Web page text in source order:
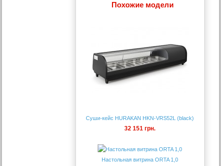
Похожие модели
Суши-кейс HURAKAN HKN-VRS52L (black)
32 151 грн.
Настольная витрина ORTA 1,0